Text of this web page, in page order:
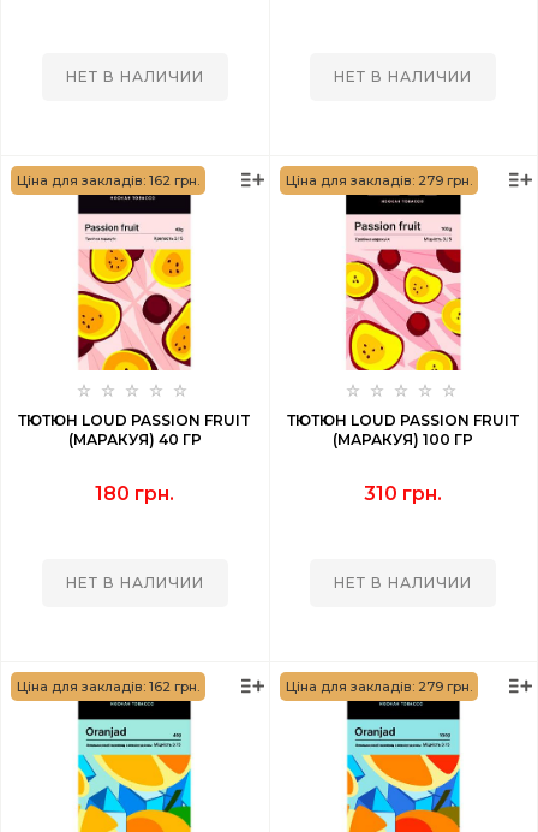
НЕТ В НАЛИЧИИ НЕТ В НАЛИЧИИ
Ціна для закладів: 162 грн.
ТЮТЮН LOUD PASSION FRUIT
(МАРАКУЯ) 40 ГР
180 грн.
НЕТ В НАЛИЧИИ
Ціна для закладів: 279 грн.
ТЮТЮН LOUD PASSION FRUIT
(МАРАКУЯ) 100 ГР
310 грн.
НЕТ В НАЛИЧИИ
Ціна для закладів: 162 грн. Ціна для закладів: 279 грн.